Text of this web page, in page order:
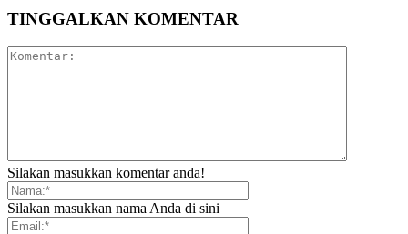
TINGGALKAN KOMENTAR
Silakan masukkan komentar anda!
Silakan masukkan nama Anda di sini